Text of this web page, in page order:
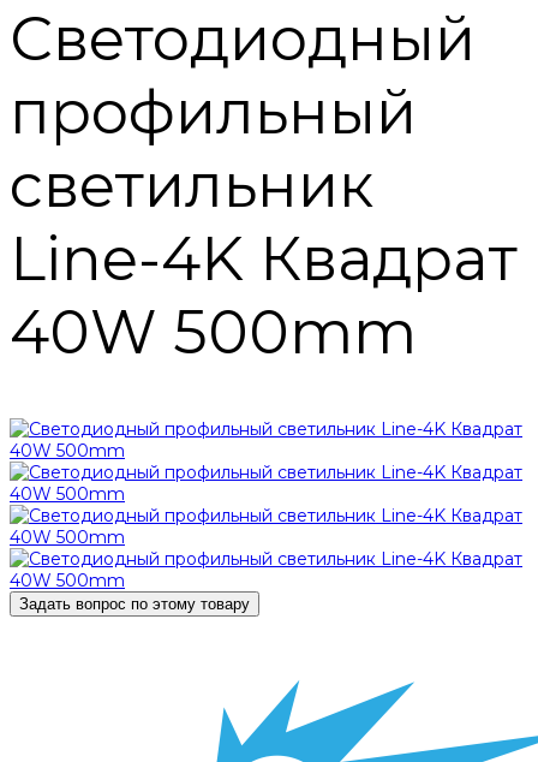
Светодиодный
профильный
светильник
Line-4K Квадрат
40W 500mm
Задать вопрос по этому товару